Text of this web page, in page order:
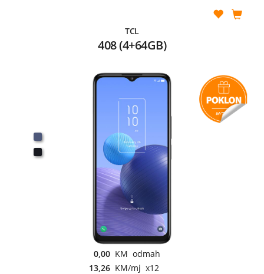
TCL
408 (4+64GB)
0,00 KM odmah
13,26 KM/mj x12